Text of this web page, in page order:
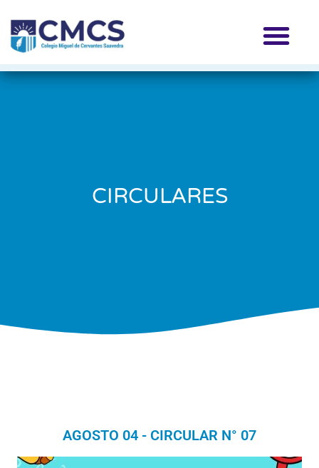
CIRCULARES
AGOSTO 04 - CIRCULAR N° 07